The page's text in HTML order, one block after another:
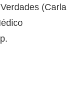
(Carla